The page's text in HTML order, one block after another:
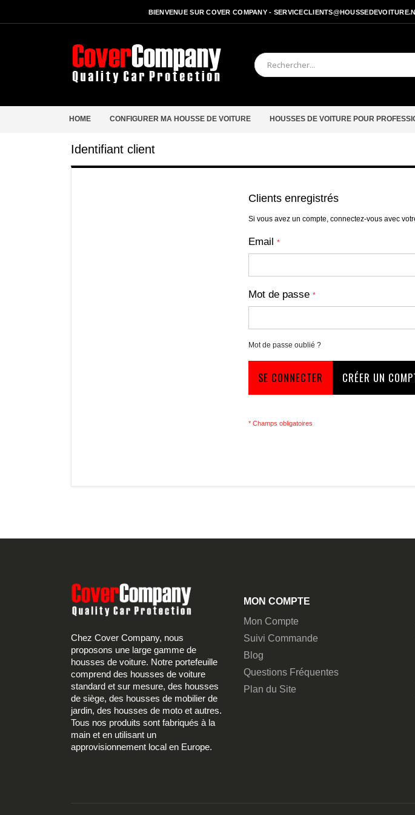
BIENVENUE SUR COVER COMPANY -
HOME CONFIGURER MA HOUSSE DE VOITURE HOUSSES DE VOITURE POUR
Identifiant client
Clients enregistrés
Si vous avez un compte, connectez-vous avec
Email
Mot de passe
Mot de passe oublié ?
SE CONNECTER CRÉER UN
Chez Cover Company, nous
proposons une large gamme de
housses de voiture. Notre portefeuille
comprend des housses de voiture
standard et sur mesure, des housses
de siège, des housses de mobilier de
jardin, des housses de moto et autres.
Tous nos produits sont fabriqués à la
main et en utilisant un
approvisionnement local en Europe.
MON COMPTE
Mon Compte
Suivi Commande
Blog
Questions Fréquentes
Plan du Site